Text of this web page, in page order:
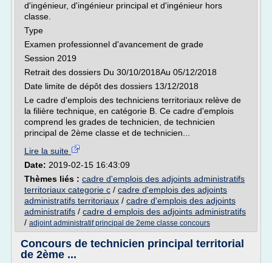
d'ingénieur, d'ingénieur principal et d'ingénieur hors
classe.
Type
Examen professionnel d'avancement de grade
Session 2019
Retrait des dossiers Du 30/10/2018Au 05/12/2018
Date limite de dépôt des dossiers 13/12/2018
Le cadre d'emplois des techniciens territoriaux relève de
la filière technique, en catégorie B. Ce cadre d'emplois
comprend les grades de technicien, de technicien
principal de 2ème classe et de technicien...
Lire la suite
Date: 2019-02-15 16:43:09
Thèmes liés : cadre d'emplois des adjoints administratifs
territoriaux categorie c / cadre d'emplois des adjoints
administratifs territoriaux / cadre d'emplois des adjoints
administratifs / cadre d emplois des adjoints administratifs
/ adjoint administratif principal de 2eme classe concours
Concours de technicien principal territorial
de 2ème ...